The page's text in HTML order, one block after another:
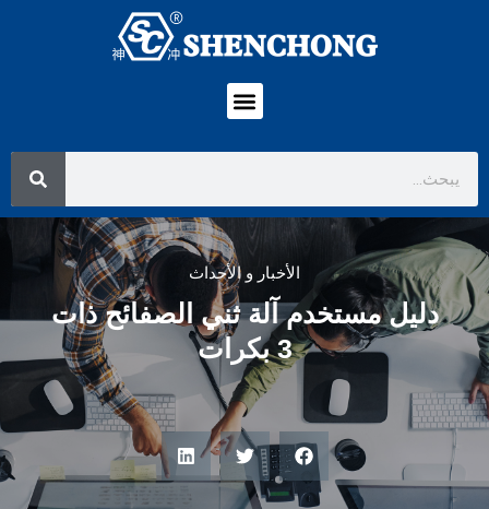
الأخبار و الأحداث
دليل مستخدم آلة ثني الصفائح ذات
3 بكرات